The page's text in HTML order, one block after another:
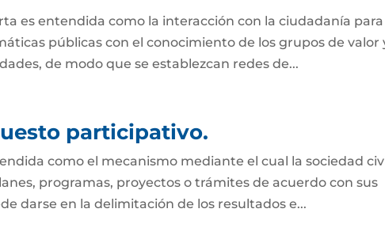
es entendida como la interacción con la ciudadanía para
públicas con el conocimiento de los grupos de valor
de modo que se establezcan redes de...
participativo.
como el mecanismo mediante el cual la sociedad
programas, proyectos o trámites de acuerdo con sus
darse en la delimitación de los resultados e...